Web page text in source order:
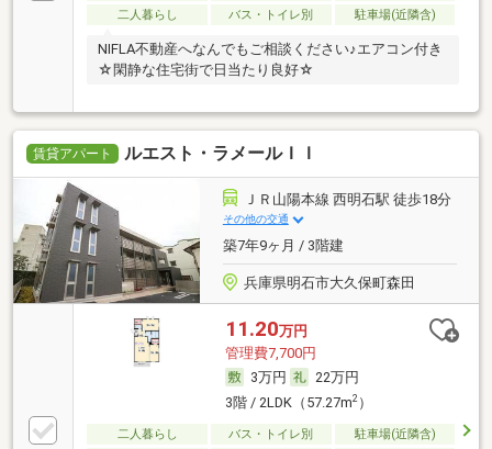
二人暮らし
バス・トイレ別 駐車場(近隣含)
NIFLA不動産へなんでもご相談ください♪エアコン付き
☆閑静な住宅街で日当たり良好☆
賃貸アパート ルエスト・ラメールＩＩ
ＪＲ山陽本線 西明石駅 徒歩18分
その他の交通
築7年9ヶ月 / 3階建
兵庫県明石市大久保町森田
11.20万円
管理費7,700円
3万円
22万円
3階 / 2LDK（57.27m2）
二人暮らし バス・トイレ別
駐車場(近隣含)